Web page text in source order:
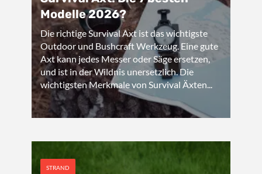
Modelle 2026?
Die richtige Survival Axt ist das wichtigste
Outdoor und Bushcraft Werkzeug. Eine gute
Axt kann jedes Messer oder Säge ersetzen,
und ist in der Wildnis unersetzlich. Die
wichtigsten Merkmale von Survival Äxten...
STRAND